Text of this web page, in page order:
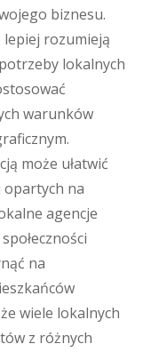
biznesu.
lepiej rozumieją
lokalnych
warunków
może ułatwić
opartych na
agencje
na
wiele lokalnych
z różnych